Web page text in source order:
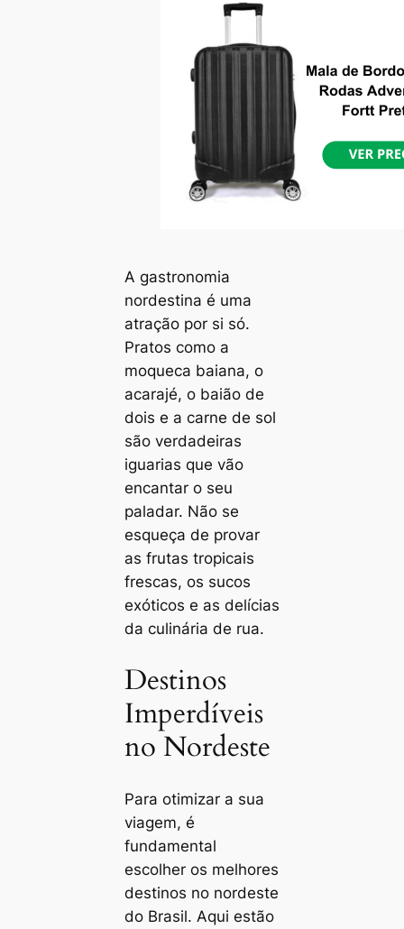
A gastronomia
nordestina é uma
atração por si só.
Pratos como a
moqueca baiana, o
acarajé, o baião de
dois e a carne de sol
são verdadeiras
iguarias que vão
encantar o seu
paladar. Não se
esqueça de provar
as frutas tropicais
frescas, os sucos
exóticos e as delícias
da culinária de rua.
Destinos
Imperdíveis
no Nordeste
Para otimizar a sua
viagem, é
fundamental
escolher os melhores
destinos no nordeste
do Brasil. Aqui estão